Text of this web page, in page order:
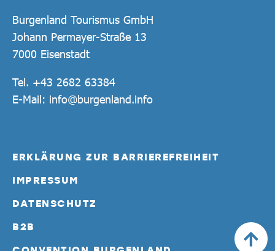
Burgenland Tourismus GmbH
Johann Permayer-Straße 13
7000 Eisenstadt
Tel. +43 2682 63384
E-Mail: info@burgenland.info
ERKLÄRUNG ZUR BARRIEREFREIHEIT
IMPRESSUM
DATENSCHUTZ
B2B